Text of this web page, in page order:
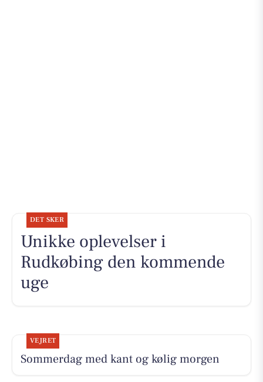
DET SKER
Unikke oplevelser i
Rudkøbing den kommende
uge
VEJRET
Sommerdag med kant og kølig morgen